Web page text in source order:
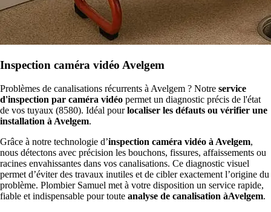
Inspection caméra vidéo Avelgem
Problèmes de canalisations récurrents à Avelgem ? Notre service
d'inspection par caméra vidéo permet un diagnostic précis de l'état
de vos tuyaux (8580). Idéal pourlocaliser les défauts ou vérifier une
installation à Avelgem.
Grâce à notre technologie d’inspection caméra vidéo à Avelgem,
nous détectons avec précision les bouchons, fissures, affaissements ou
racines envahissantes dans vos canalisations. Ce diagnostic visuel
permet d’éviter des travaux inutiles et de cibler exactement l’origine du
problème. Plombier Samuel met à votre disposition un service rapide,
fiable et indispensable pour toute analyse de canalisation àAvelgem.